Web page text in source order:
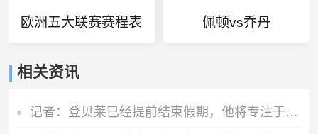
欧洲五大联赛赛程表 佩顿vs乔丹
相关资讯
记者：登贝莱已经提前结束假期，他将专注于训练恢复和欧洲超级杯